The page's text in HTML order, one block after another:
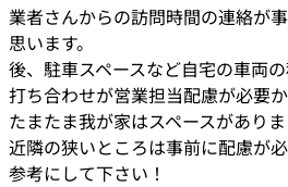
業者さんからの訪問時間の連絡が
思います。
後、駐車スペースなど自宅の車両
打ち合わせが営業担当配慮が必要
たまたま我が家はスペースがあり
近隣の狭いところは事前に配慮が必
参考にして下さい！